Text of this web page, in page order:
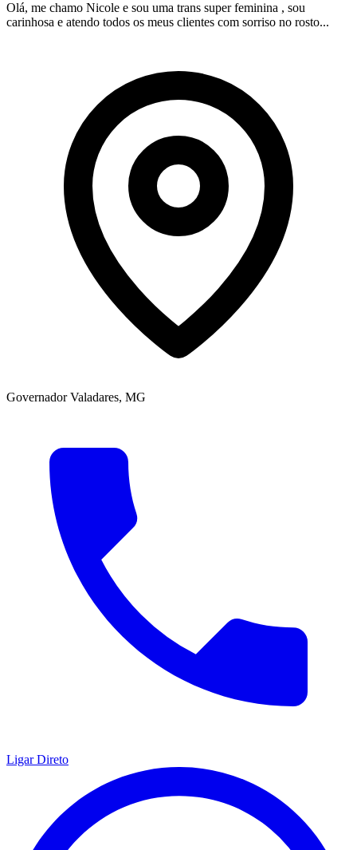
Olá, me chamo Nicole e sou uma trans super feminina , sou
carinhosa e atendo todos os meus clientes com sorriso no rosto...
Governador Valadares, MG
Ligar Direto